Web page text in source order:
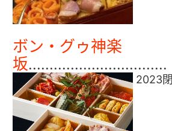
ボン・グゥ神楽
坂.................................
2023